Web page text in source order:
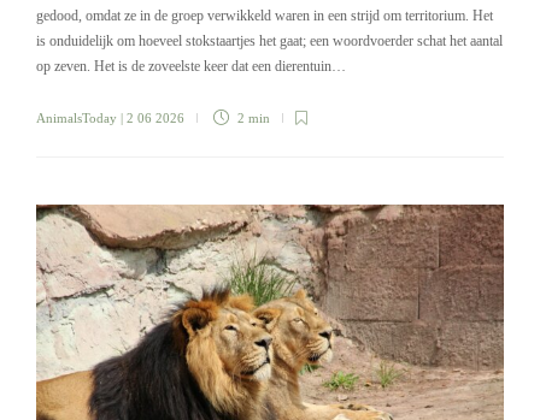
gedood, omdat ze in de groep verwikkeld waren in een strijd om territorium. Het
is onduidelijk om hoeveel stokstaartjes het gaat; een woordvoerder schat het aantal
op zeven. Het is de zoveelste keer dat een dierentuin…
AnimalsToday | 2 06 2026 2 min